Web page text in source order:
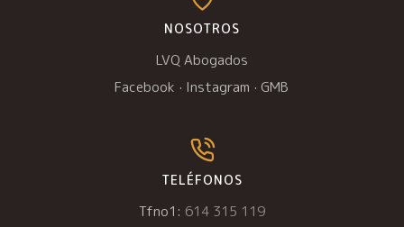
NOSOTROS
LVQ Abogados
Facebook · Instagram · GMB
TELÉFONOS
Tfno1: 614 315 119